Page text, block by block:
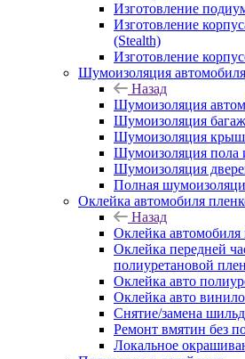
Изготовление
Изготовление
(Stealth)
Изготовление
Шумоизоляция автомобиля
Назад
Шумоизоляция
Шумоизоляция
Шумоизоляция
Шумоизоляция пола
Шумоизоляция
Полная
Оклейка автомобиля
Назад
Оклейка автомобиля
Оклейка передней
полиуретановой
Оклейка авто
Оклейка авто
Снятие/замена
Ремонт вмятин без
Локальное